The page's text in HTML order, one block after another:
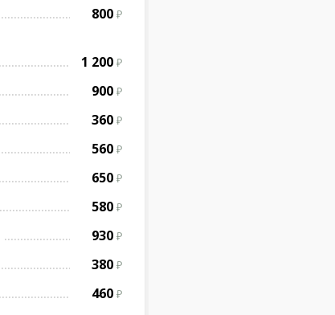
800
1 200
900
360
560
650
580
930
380
460